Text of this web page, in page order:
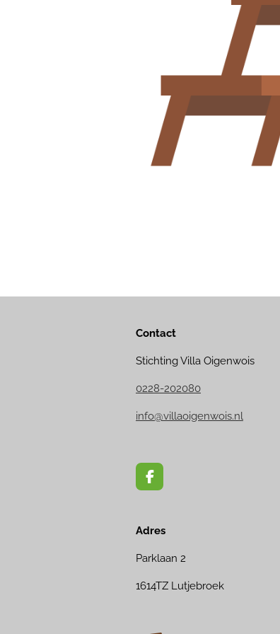
Contact
Stichting Villa Oigenwois
0228-202080
info@villaoigenwois.nl
F
a
b
o
Adres
Parklaan 2
1614TZ Lutjebroek